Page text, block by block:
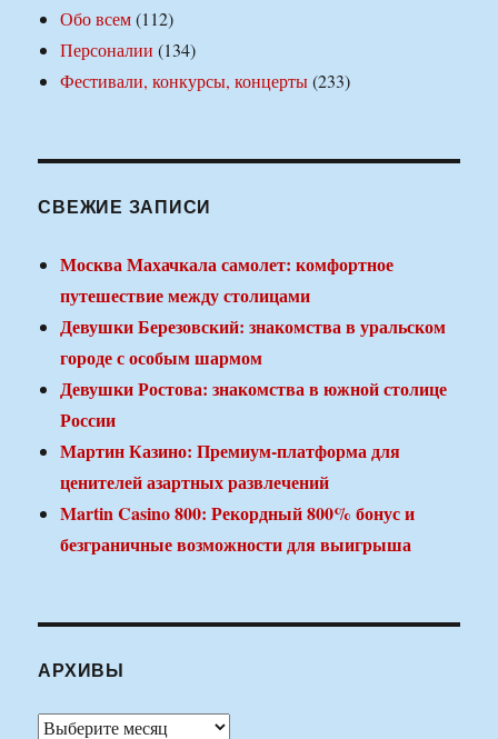
Обо всем(112)
Персоналии (134)
Фестивали, конкурсы, концерты(233)
СВЕЖИЕ ЗАПИСИ
Москва Махачкала самолет: комфортное
путешествие между столицами
Девушки Березовский: знакомства в уральском
городе с особым шармом
Девушки Ростова: знакомства в южной столице
России
Мартин Казино: Премиум-платформа для
ценителей азартных развлечений
Martin Casino 800: Рекордный 800% бонус и
безграничные возможности для выигрыша
АРХИВЫ
Архивы